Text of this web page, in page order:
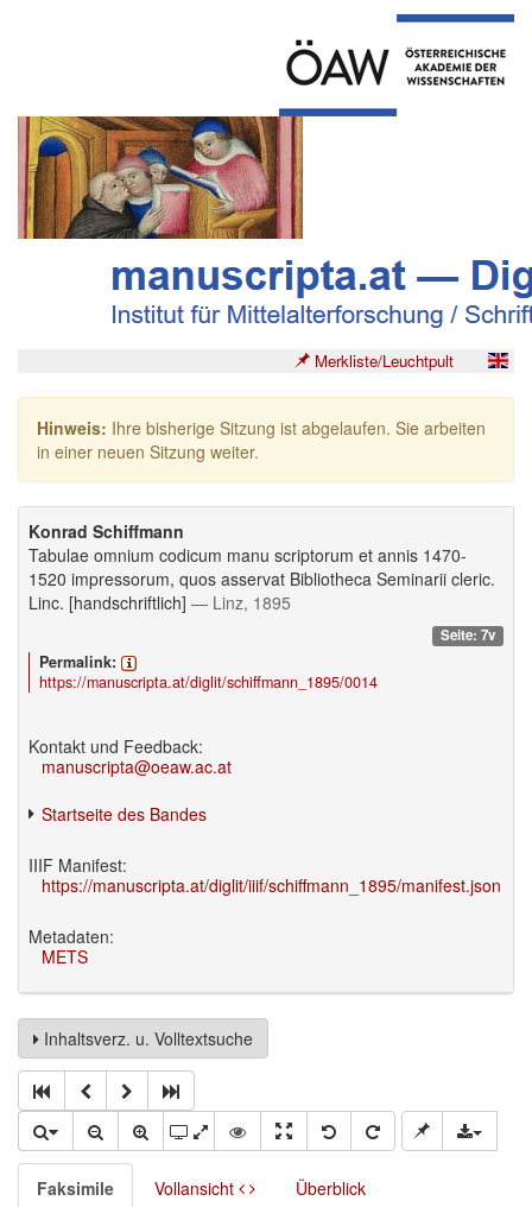
Merkliste/Leuchtpult
Hinweis: Ihre bisherige Sitzung ist abgelaufen. Sie arbeiten
in einer neuen Sitzung weiter.
Konrad Schiffmann
Tabulae omnium codicum manu scriptorum et annis 1470-
1520 impressorum, quos asservat Bibliotheca Seminarii cleric.
Linc. [handschriftlich] — Linz, 1895
Seite: 7v
Permalink:
https://manuscripta.at/diglit/schiffmann_1895/0014
Kontakt und Feedback:
manuscripta@oeaw.ac.at
Startseite des Bandes
IIIF Manifest:
https://manuscripta.at/diglit/iiif/schiffmann_1895/manifest.json
Metadaten:
METS
Inhaltsverz. u. Volltextsuche
Faksimile Vollansicht Überblick